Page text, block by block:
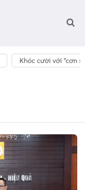
Khóc cười với “cơn